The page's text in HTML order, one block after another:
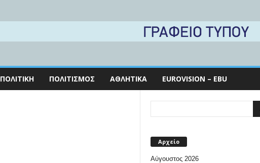
ΠΟΛΙΤΙΚΉ ΠΟΛΙΤΙΣΜΌΣ ΑΘΛΗΤΙΚΆ EUROVISION – EBU
Αρχείο
Αύγουστος 2026